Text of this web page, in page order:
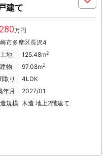
建て
万円
市多摩区長沢4
土地
125.48m2
建物 97.08m2
取り
4LDK
年月
2027/01
規模 木造 地上2階建て